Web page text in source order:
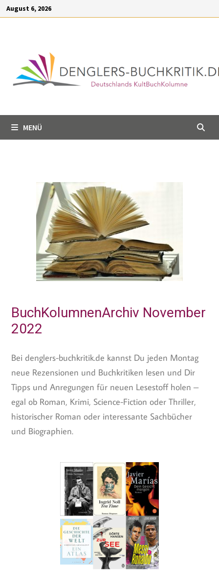
springen
August 6, 2026
MENÜ
BuchKolumnenArchiv November
2022
Bei denglers-buchkritik.de kannst Du jeden Montag
neue Rezensionen und Buchkritiken lesen und Dir
Tipps und Anregungen für neuen Lesestoff holen –
egal ob Roman, Krimi, Science-Fiction oder Thriller,
historischer Roman oder interessante Sachbücher
und Biographien.